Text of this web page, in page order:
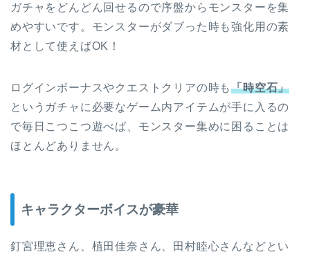
ガチャをどんどん回せるので序盤からモンスターを集
めやすいです。モンスターがダブった時も強化用の素
材として使えばOK！
ログインボーナスやクエストクリアの時も「時空石」
というガチャに必要なゲーム内アイテムが手に入るの
で毎日こつこつ遊べば、モンスター集めに困ることは
ほとんどありません。
キャラクターボイスが豪華
釘宮理恵さん、植田佳奈さん、田村睦心さんなどとい